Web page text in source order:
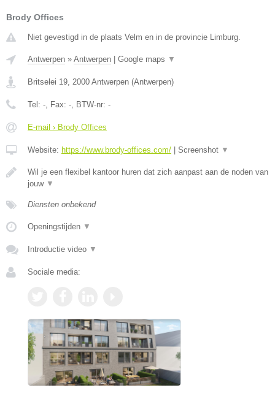
Brody Offices
Niet gevestigd in de plaats Velm en in de provincie Limburg.
Antwerpen » Antwerpen | Google maps ▼
Britselei 19 2000 Antwerpen (Antwerpen)
Tel: - , Fax: - , BTW-nr: -
E-mail › Brody Offices
Website: https://www.brody-offices.com/ | Screenshot ▼
Wil je een flexibel kantoor huren dat zich aanpast aan de noden van
jouw ▼
Diensten onbekend
Openingstijden ▼
Introductie video ▼
Sociale media: